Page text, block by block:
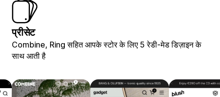
प्रीसेट
Combine, Ring सहित आपके स्टोर के लिए 5 रेडी-मेड डिज़ाइन के
साथ आती है